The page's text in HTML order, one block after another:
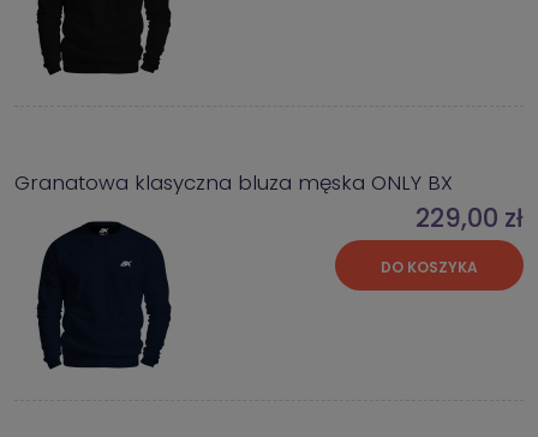
Granatowa klasyczna bluza męska ONLY BX
229,00 zł
DO KOSZYKA